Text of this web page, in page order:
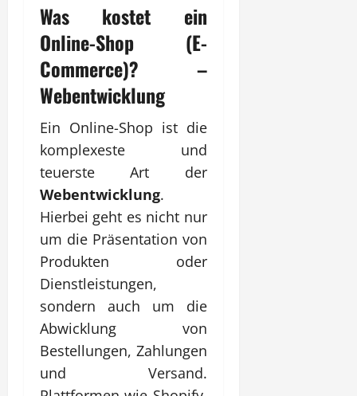
Was kostet ein
Online-Shop (E-
Commerce)? –
Webentwicklung
Ein Online-Shop ist die
komplexeste und
teuerste Art der
Webentwicklung.
Hierbei geht es nicht nur
um die Präsentation von
Produkten oder
Dienstleistungen,
sondern auch um die
Abwicklung von
Bestellungen, Zahlungen
und Versand.